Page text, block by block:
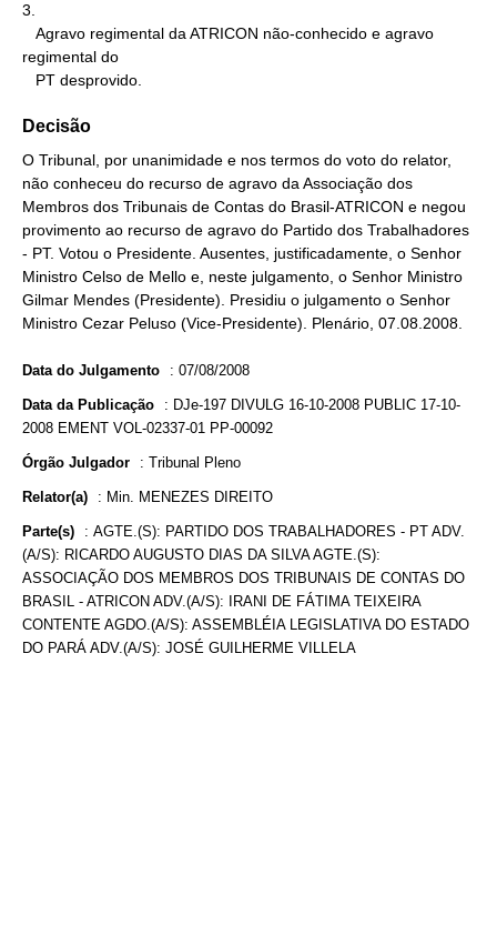
3.
regimental do
   PT desprovido.
Decisão
O Tribunal, por unanimidade e nos termos do voto do relator,
não conheceu do recurso de agravo da Associação dos
Membros dos Tribunais de Contas do Brasil-ATRICON e negou
provimento ao recurso de agravo do Partido dos Trabalhadores
- PT. Votou o Presidente. Ausentes, justificadamente, o Senhor
Ministro Celso de Mello e, neste julgamento, o Senhor Ministro
Gilmar Mendes (Presidente). Presidiu o julgamento o Senhor
Ministro Cezar Peluso (Vice-Presidente). Plenário, 07.08.2008.
Data do Julgamento : 07/08/2008
Data da Publicação : DJe-197 DIVULG 16-10-2008 PUBLIC 17-10-
2008 EMENT VOL-02337-01 PP-00092
Órgão Julgador : Tribunal Pleno
Relator(a) : Min. MENEZES DIREITO
Parte(s) : AGTE.(S): PARTIDO DOS TRABALHADORES - PT ADV.
(A/S): RICARDO AUGUSTO DIAS DA SILVA AGTE.(S):
ASSOCIAÇÃO DOS MEMBROS DOS TRIBUNAIS DE CONTAS DO
BRASIL - ATRICON ADV.(A/S): IRANI DE FÁTIMA TEIXEIRA
CONTENTE AGDO.(A/S): ASSEMBLÉIA LEGISLATIVA DO ESTADO
DO PARÁ ADV.(A/S): JOSÉ GUILHERME VILLELA